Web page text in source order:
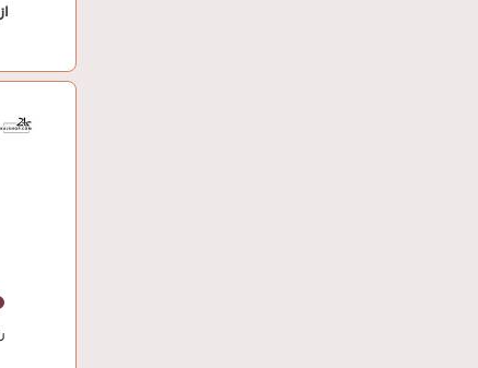
از 1,176,000 تومان